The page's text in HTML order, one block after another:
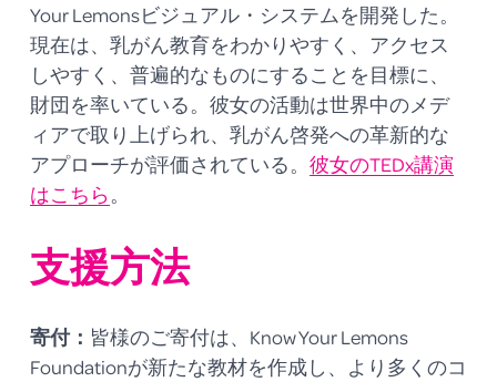
Your Lemonsビジュアル・システムを開発した。
現在は、乳がん教育をわかりやすく、アクセス
しやすく、普遍的なものにすることを目標に、
財団を率いている。彼女の活動は世界中のメデ
ィアで取り上げられ、乳がん啓発への革新的な
アプローチが評価されている。 彼女のTEDx講演
はこちら。
支援方法
寄付： 皆様のご寄付は、Know Your Lemons
Foundationが新たな教材を作成し、より多くのコ